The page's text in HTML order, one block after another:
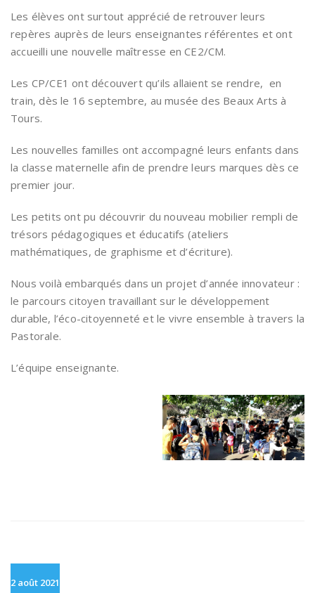
Les élèves ont surtout apprécié de retrouver leurs
repères auprès de leurs enseignantes référentes et ont
accueilli une nouvelle maîtresse en CE2/CM.
Les CP/CE1 ont découvert qu’ils allaient se rendre, en
train, dès le 16 septembre, au musée des Beaux Arts à
Tours.
Les nouvelles familles ont accompagné leurs enfants dans
la classe maternelle afin de prendre leurs marques dès ce
premier jour.
Les petits ont pu découvrir du nouveau mobilier rempli de
trésors pédagogiques et éducatifs (ateliers
mathématiques, de graphisme et d’écriture).
Nous voilà embarqués dans un projet d’année innovateur :
le parcours citoyen travaillant sur le développement
durable, l’éco-citoyenneté et le vivre ensemble à travers la
Pastorale.
L’équipe enseignante.
2 août 2021